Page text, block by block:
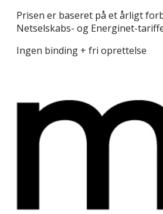
Prisen er baseret på et årligt
Netselskabs- og Energinet-
Ingen binding + fri oprettelse